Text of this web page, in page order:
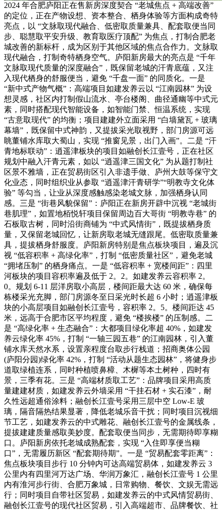
2024 年合肥庐阳正在售新房深度契合 “老城焦点 + 高端改善”
的定位，正在产物设想、资本整合、栖身体验等方面构成奇特
亮点，以 “文脉取现代融合、低密取质量兼具、配套取便当同
步、聪慧取平安升级、教育取医疗顶配” 为焦点，打制合肥老
城改善的新标杆，成为区别于其他区域的焦点合作力。文脉取
现代融合，打制奇特栖身空气。庐阳新房最大的亮点是 “千年
文脉取现代质量的深度融合”，既保留老城的汗青底蕴，又注
入现代栖身的舒服便当，避免 “千盘一面” 的同质化。一是
“新中式产物气概”：高端项目如建发养云以 “江南园林” 为设
想灵感，社区内打制假山流水、亭台楼阁、曲径通幽等中式元
素，同时搭配现代智能设备，如智能门禁、恒温系统，实现
“古意取现代” 的均衡；项目建建外立面采用 “白墙黛瓦 + 玻璃
幕墙”，既保留中式神韵，又提拔采光取视野，部门房源可远
眺董铺水库取大蜀山，实现 “推窗见景，出门入画”。二是 “汗
青地标联动”：逍遥津板块的项目如融创长江壹号，正在社区
规划中融入汗青元素，如以 “逍遥津三国文化” 为从题打制社
区景不雅墙，正在贸易街区引入非遗手做、庐州大鼓等保守文
化业态，同时组织业从参取 “逍遥津汗青研学”“明教寺文化体
验” 等勾当，让业从深度感触感染老城文脉，加强栖身认同
感。三是 “街巷风貌保留”：庐阳正在新房开辟中沉视 “老城街
巷肌理”，如置地栢悦轩项目保留周边百大哥街 “明教寺巷” 的
石板取古树，同时沿街商铺为 “中式风情街”，既提拔栖身质
量，又保留老城回忆，让新房取老城无缝跟尾。低密取质量兼
具，提拔栖身舒服度。庐阳新房特别是焦点板块项目，遍及沉
视 “低容积率 + 高绿化率”，打制 “低密质量社区”，避免老城
“拥堵压制” 的栖身痛点。一是 “低容积率 + 宽楼间距”：四里
河板块的项目容积率遍及低于 2。2。如建发养云容积率 2。
0。规划 6-11 层洋房取小高层，楼间距最大达 60 米，确保每
栋楼采光充脚，部门房源冬至日采光时长超 6 小时；逍遥津板
块的小高层项目如融创长江壹号，容积率 2。5。楼间距达 45
米，远高于合肥市区平均程度，避免 “楼挨楼” 的压制感。二
是 “高绿化率 + 生态融合”：大都项目绿化率超 40%，如建发
养云绿化率 45%，打制 “一轴三园五巷” 的江南园林，引入董
铺水库天然水系，设置亲程度台取步行栈道；招商奥体公园
(庐阳分园)绿化率 42%，打制 “活动从题生态园林”，将健身步
道取绿植连系，同时种植喷鼻樟、木樨等本土树种，四时有
景，三季有花。三是 “高端材质取工艺”：品牌项目采用高质
量建建材质，如建发养云外墙采用 “干挂石材 + 实石漆”，耐
久性远超通俗涂料；融创长江壹号采用三层中空 Low-E 玻
璃，隔音隔热结果显著，降低老城乐音干扰；同时项目沉视细
节工艺，如建发养云的中式雕花、融创长江壹号的金属线条，
提拔建建质量感取美妙度。配套取便当同步，无需期待即享糊
口。庐阳新房依托老城成熟配套，实现 “入住即享便当糊
口”，无需履历新区 “配套期待期”。一是 “贸易配套零距离”：
焦点板块项目步行 10 分钟内可达高端贸易体，如建发养云 3
公里内有四里河万达广场、华润万象汇，融创长江壹号 1 公里
内有淮河步行街、合肥万象城，日常购物、餐饮、文娱无需远
行；同时项目自带社区贸易，如建发养云的中式风情贸易街、
融创长江壹号的现代社区贸易，引入高端超市、品牌餐饮、社